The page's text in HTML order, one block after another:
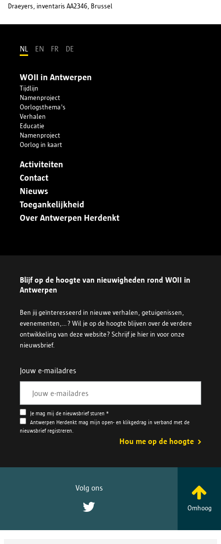
Draeyers, inventaris AA2346, Brussel
NL EN FR DE
WOII in Antwerpen
Tijdlijn
Namenproject
Oorlogsthema's
Verhalen
Educatie
Namenproject
Oorlog in kaart
Activiteiten
Contact
Nieuws
Toegankelijkheid
Over Antwerpen Herdenkt
Blijf op de hoogte van nieuwigheden rond WOII in
Antwerpen
Ben jij geïnteresseerd in nieuwe verhalen, getuigenissen,
evenementen,...? Wil je op de hoogte blijven over de verdere
ontwikkeling van deze website? Schrijf je hier in voor onze
nieuwsbrief.
Jouw e-mailadres
Je mag mij de nieuwsbrief sturen *
Antwerpen Herdenkt mag mijn open- en klikgedrag in verband met de
nieuwsbrief registreren.
Hou me op de hoogte
Volg ons
Twitter Omhoog